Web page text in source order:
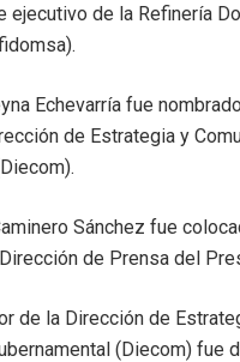
ejecutivo de la Refinería
Echevarría fue
de Estrategia y
Sánchez fue
de Prensa del
de la Dirección de
(Diecom) fue